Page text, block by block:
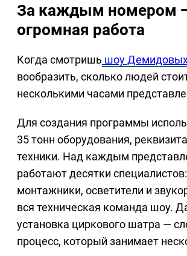
За каждым номером
огромная работа
Когда смотришь шоу
вообразить, сколько людей
несколькими часами
Для создания программы
35 тонн оборудования,
техники. Над каждым
работают десятки
монтажники, осветители и
вся техническая команда шоу.
установка циркового шатра —
процесс, который занимает